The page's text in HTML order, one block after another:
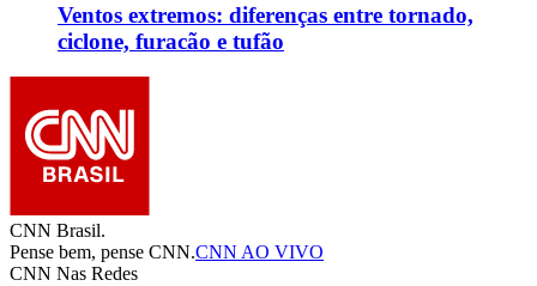
Ventos extremos: diferenças entre tornado,
ciclone, furacão e tufão
CNN Brasil.
Pense bem, pense CNN.CNN AO VIVO
CNN Nas Redes